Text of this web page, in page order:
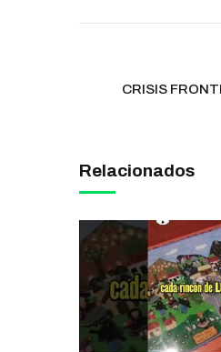
CRISIS
Relacionados